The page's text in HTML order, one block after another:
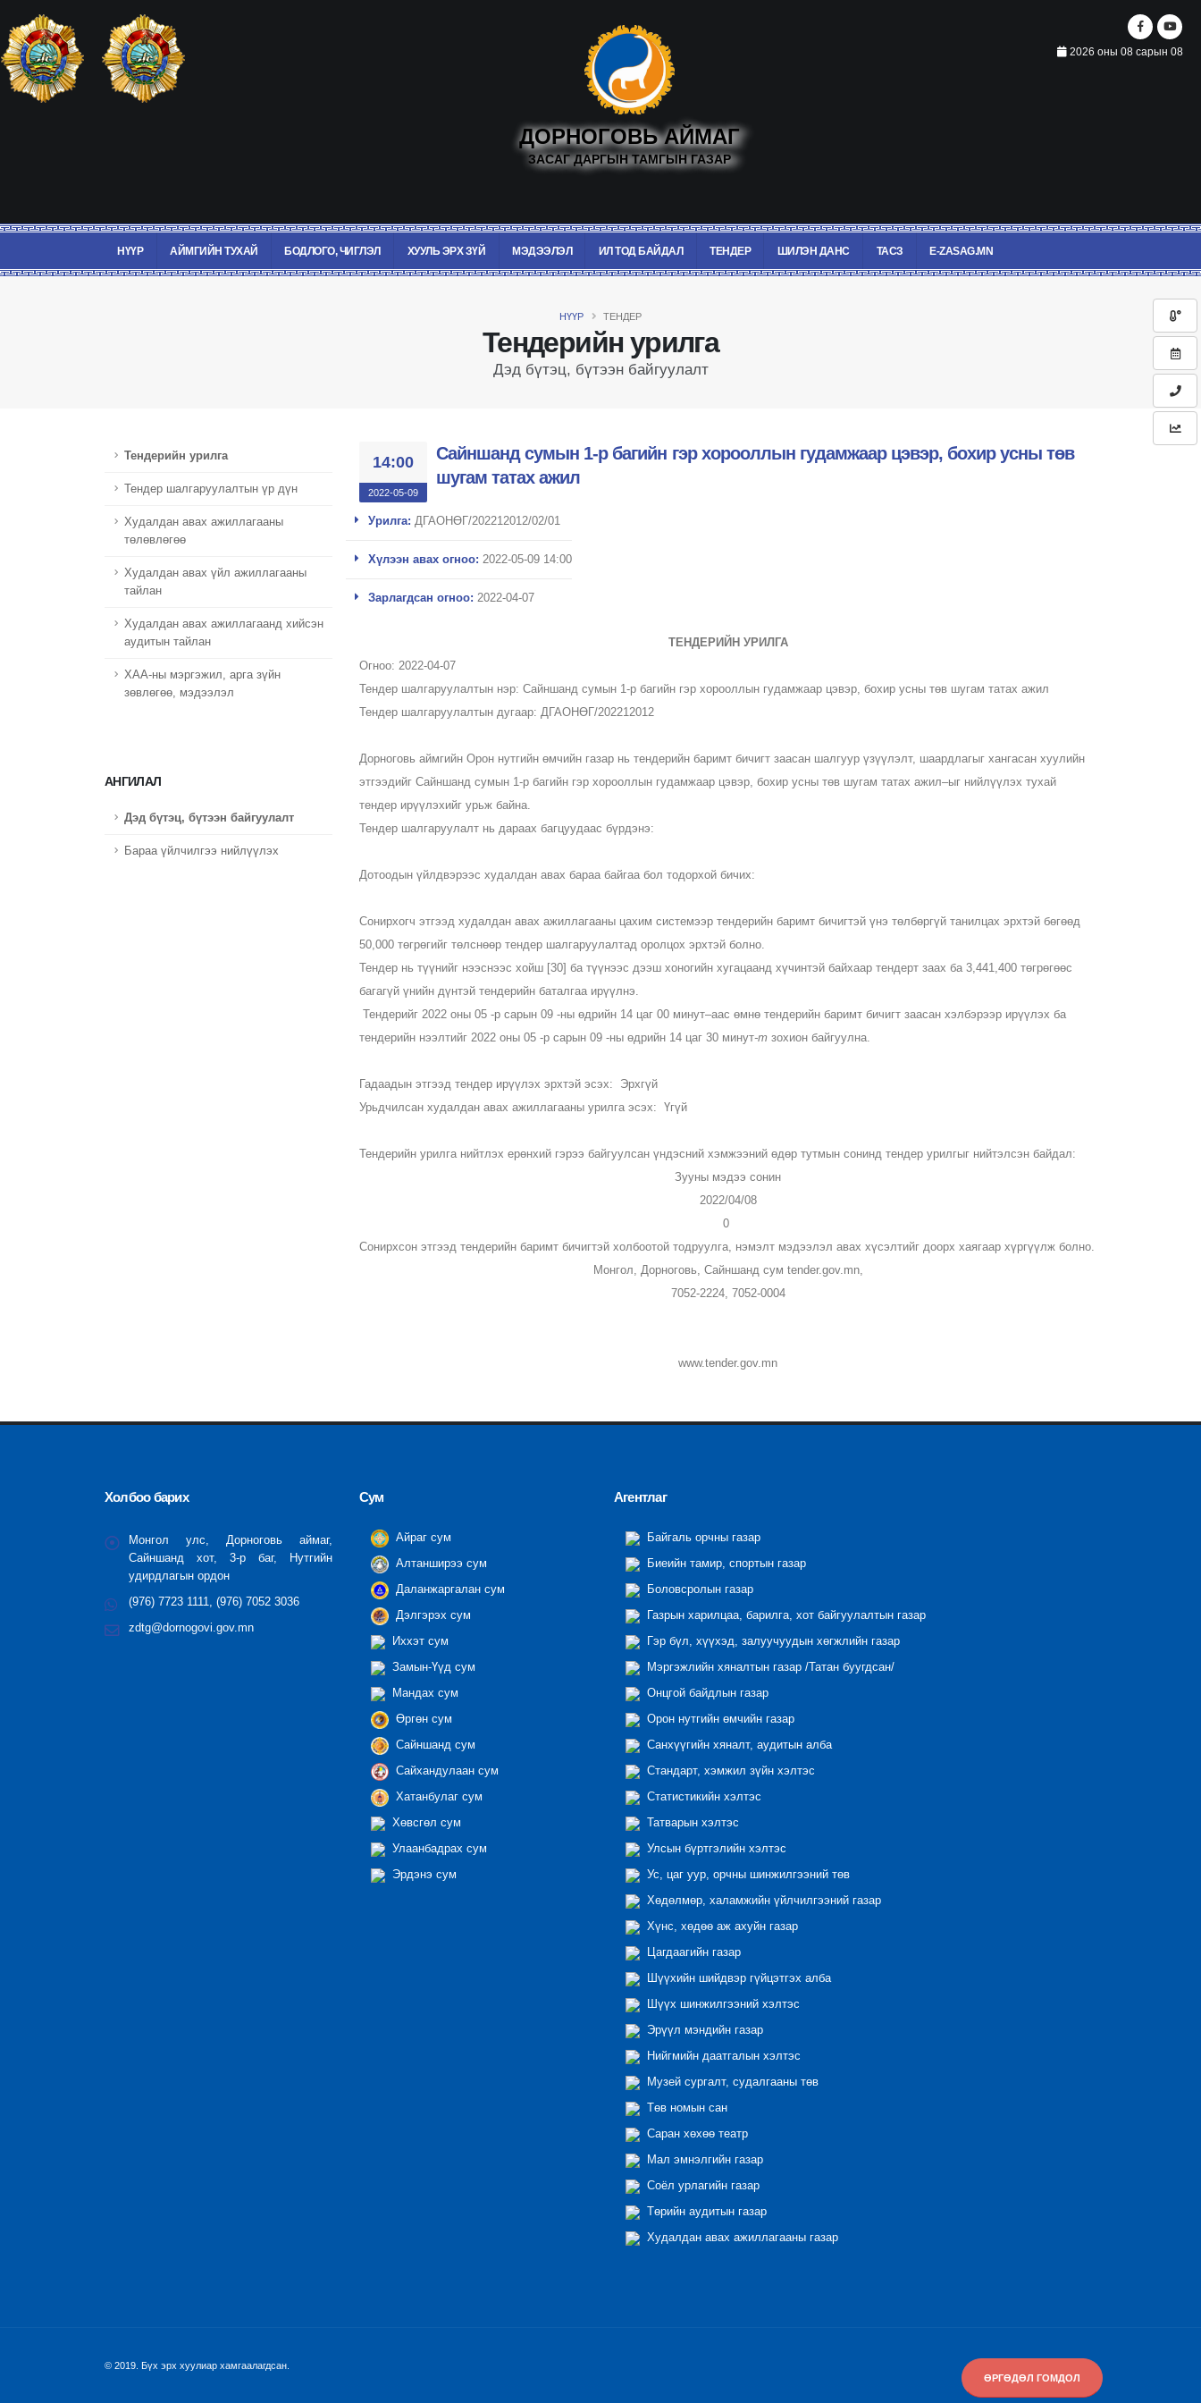
2026 оны 08 сарын 08
ДОРНОГОВЬ АЙМАГ
ЗАСАГ ДАРГЫН ТАМГЫН ГАЗАР
НҮҮР АЙМГИЙН ТУХАЙ БОДЛОГО, ЧИГЛЭЛ ХУУЛЬ ЭРХ ЗҮЙ МЭДЭЭЛЭЛ ИЛ ТОД БАЙДАЛ ТЕНДЕР ШИЛЭН ДАНС ТАСЗ E-ZASAG.MN
Тендерийн урилга
Дэд бүтэц, бүтээн байгуулалт
НҮҮР ТЕНДЕР
Тендерийн урилга
Тендер шалгаруулалтын үр дүн
Худалдан авах ажиллагааны
төлөвлөгөө
Худалдан авах үйл ажиллагааны
тайлан
Худалдан авах ажиллагаанд хийсэн
аудитын тайлан
ХАА-ны мэргэжил, арга зүйн
зөвлөгөө, мэдээлэл
АНГИЛАЛ
Дэд бүтэц, бүтээн байгуулалт
Бараа үйлчилгээ нийлүүлэх
14:00
2022-05-09
Сайншанд сумын 1-р багийн гэр хорооллын гудамжаар цэвэр, бохир усны төв
шугам татах ажил
Урилга: ДГАОНӨГ/202212012/02/01
Хүлээн авах огноо: 2022-05-09 14:00
Зарлагдсан огноо: 2022-04-07
ТЕНДЕРИЙН УРИЛГА
Огноо: 2022-04-07
Тендер шалгаруулалтын нэр: Сайншанд сумын 1-р багийн гэр хорооллын гудамжаар цэвэр, бохир усны төв шугам татах ажил
Тендер шалгаруулалтын дугаар: ДГАОНӨГ/202212012
Дорноговь аймгийн Орон нутгийн өмчийн газар нь тендерийн баримт бичигт заасан шалгуур үзүүлэлт, шаардлагыг хангасан хуулийн
этгээдийг Сайншанд сумын 1-р багийн гэр хорооллын гудамжаар цэвэр, бохир усны төв шугам татах ажил–ыг нийлүүлэх тухай
тендер ирүүлэхийг урьж байна.
Тендер шалгаруулалт нь дараах багцуудаас бүрдэнэ:
Дотоодын үйлдвэрээс худалдан авах бараа байгаа бол тодорхой бичих:
Сонирхогч этгээд худалдан авах ажиллагааны цахим системээр тендерийн баримт бичигтэй үнэ төлбөргүй танилцах эрхтэй бөгөөд
50,000 төгрөгийг төлснөөр тендер шалгаруулалтад оролцох эрхтэй болно.
Тендер нь түүнийг нээснээс хойш [30] ба түүнээс дээш хоногийн хугацаанд хүчинтэй байхаар тендерт заах ба 3,441,400 төгрөгөөс
багагүй үнийн дүнтэй тендерийн баталгаа ирүүлнэ.
Тендерийг 2022 оны 05 -р сарын 09 -ны өдрийн 14 цаг 00 минут–аас өмнө тендерийн баримт бичигт заасан хэлбэрээр ирүүлэх ба
тендерийн нээлтийг 2022 оны 05 -р сарын 09 -ны өдрийн 14 цаг 30 минут-т зохион байгуулна.
Гадаадын этгээд тендер ирүүлэх эрхтэй эсэх: Эрхгүй
Урьдчилсан худалдан авах ажиллагааны урилга эсэх: Үгүй
Тендерийн урилга нийтлэх ерөнхий гэрээ байгуулсан үндэсний хэмжээний өдөр тутмын сонинд тендер урилгыг нийтэлсэн байдал:
Зууны мэдээ сонин
2022/04/08
0
Сонирхсон этгээд тендерийн баримт бичигтэй холбоотой тодруулга, нэмэлт мэдээлэл авах хүсэлтийг доорх хаягаар хүргүүлж болно.
Монгол, Дорноговь, Сайншанд сум tender.gov.mn,
7052-2224, 7052-0004
www.tender.gov.mn
ӨРГӨДӨЛ ГОМДОЛ
Холбоо барих
Монгол улс, Дорноговь аймаг,
Сайншанд хот, 3-р баг, Нутгийн
удирдлагын ордон
(976) 7723 1111, (976) 7052 3036
zdtg@dornogovi.gov.mn
Сум
Айраг сум
Алтанширээ сум
Даланжаргалан сум
Дэлгэрэх сум
Иххэт сум
Замын-Үүд сум
Мандах сум
Өргөн сум
Сайншанд сум
Сайхандулаан сум
Хатанбулаг сум
Хөвсгөл сум
Улаанбадрах сум
Эрдэнэ сум
Агентлаг
Байгаль орчны газар
Биеийн тамир, спортын газар
Боловсролын газар
Газрын харилцаа, барилга, хот байгуулалтын газар
Гэр бүл, хүүхэд, залуучуудын хөгжлийн газар
Мэргэжлийн хяналтын газар /Татан буугдсан/
Онцгой байдлын газар
Орон нутгийн өмчийн газар
Санхүүгийн хяналт, аудитын алба
Стандарт, хэмжил зүйн хэлтэс
Статистикийн хэлтэс
Татварын хэлтэс
Улсын бүртгэлийн хэлтэс
Ус, цаг уур, орчны шинжилгээний төв
Хөдөлмөр, халамжийн үйлчилгээний газар
Хүнс, хөдөө аж ахуйн газар
Цагдаагийн газар
Шүүхийн шийдвэр гүйцэтгэх алба
Шүүх шинжилгээний хэлтэс
Эрүүл мэндийн газар
Нийгмийн даатгалын хэлтэс
Музей сургалт, судалгааны төв
Төв номын сан
Саран хөхөө театр
Мал эмнэлгийн газар
Соёл урлагийн газар
Төрийн аудитын газар
Худалдан авах ажиллагааны газар
© 2019. Бүх эрх хуулиар хамгаалагдсан.